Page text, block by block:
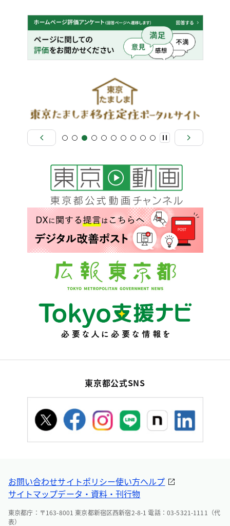
東京都公式SNS
お問い合わせサイトポリシー使い方ヘルプ
サイトマップデータ・資料・刊行物
東京都庁：〒163-8001 東京都新宿区西新宿2-8-1 電話：03-5321-1111（代
表）